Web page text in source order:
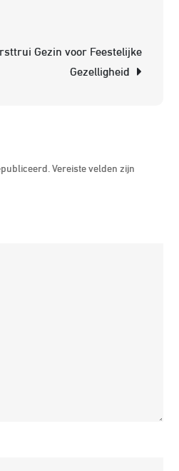
Gezin voor Feestelijke
Gezelligheid
Vereiste velden zijn